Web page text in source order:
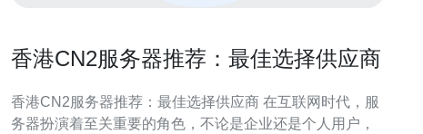
香港CN2服务器推荐：最佳选择供应商
香港CN2服务器推荐：最佳选择供应商 在互联网时代，服
务器扮演着至关重要的角色，不论是企业还是个人用户，